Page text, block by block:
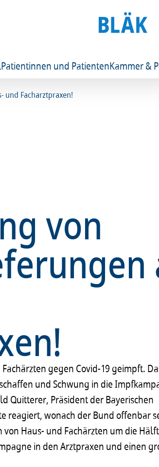
Patientinnen und PatientenKammer &
und Facharztpraxen!
von
gegen Covid-19 geimpft.
und Schwung in die
Quitterer, Präsident der Bayerischen
reagiert, wonach der Bund offenbar
Haus- und Fachärzten um die
in den Arztpraxen und einen